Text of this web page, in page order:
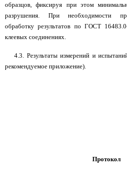
образцов, фиксируя при этом
разрушения. При необходимости
обработку результатов по ГОСТ
клеевых соединениях.
4.3. Результаты измерений и
рекомендуемое приложение).
Протокол